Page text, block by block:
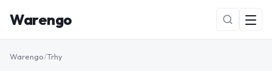
Warengo
Warengo/Trhy